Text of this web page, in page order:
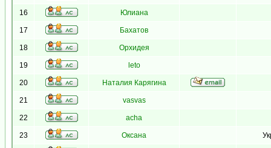
16 Юлиана
17 Бахатов
18 Орхидея
19 leto
20 Наталия Карягина
21 vasvas
22 acha
23 Оксана